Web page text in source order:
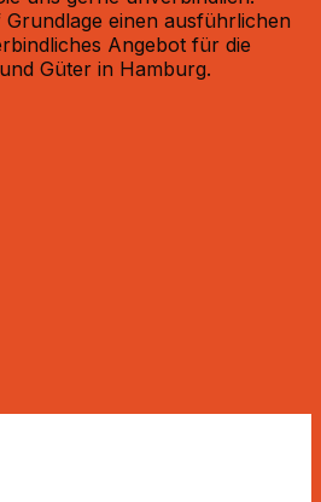
einen ausführlichen
Angebot für die
Güter in Hamburg.